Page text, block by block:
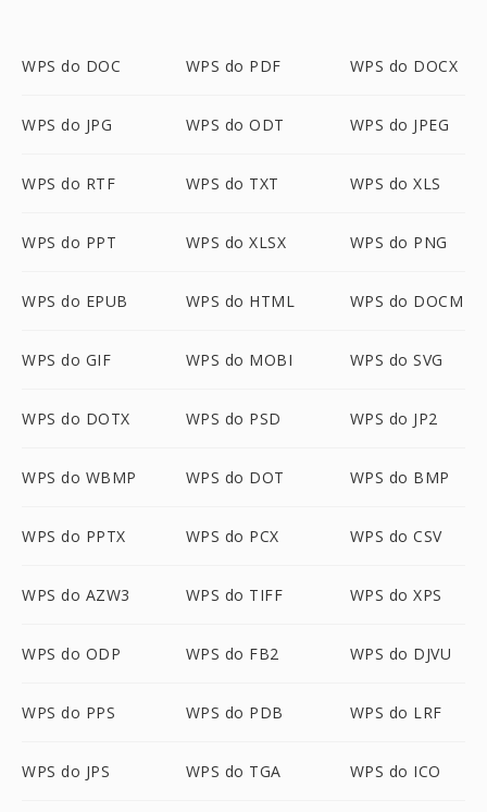
WPS do DOC WPS do PDF WPS do DOCX
WPS do JPG WPS do ODT WPS do JPEG
WPS do RTF WPS do TXT WPS do XLS
WPS do PPT WPS do XLSX WPS do PNG
WPS do EPUB WPS do HTML WPS do DOCM
WPS do GIF WPS do MOBI WPS do SVG
WPS do DOTX WPS do PSD WPS do JP2
WPS do WBMP WPS do DOT WPS do BMP
WPS do PPTX WPS do PCX WPS do CSV
WPS do AZW3 WPS do TIFF WPS do XPS
WPS do ODP WPS do FB2 WPS do DJVU
WPS do PPS WPS do PDB WPS do LRF
WPS do JPS WPS do TGA WPS do ICO